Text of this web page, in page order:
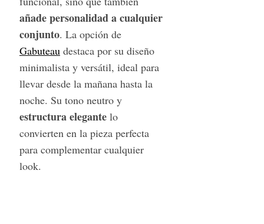
añade personalidad a cualquier
conjunto. La opción de
Gabuteau destaca por su diseño
minimalista y versátil, ideal para
llevar desde la mañana hasta la
noche. Su tono neutro y
estructuraelegantelo
convierten en la pieza perfecta
para complementar cualquier
look.